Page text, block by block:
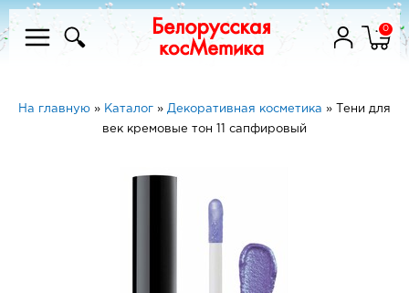
0
На главную » Каталог » Декоративная косметика »
Тени для
век кремовые тон 11 сапфировый